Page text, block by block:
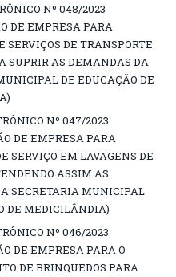
Nº 048/2023
DE EMPRESA PARA
SERVIÇOS DE TRANSPORTE
SUPRIR AS DEMANDAS DA
DE EDUCAÇÃO DE
Nº 047/2023
DE EMPRESA PARA
SERVIÇO EM LAVAGENS DE
ASSIM AS
SECRETARIA MUNICIPAL
DE MEDICILÂNDIA)
Nº 046/2023
DE EMPRESA PARA O
DE BRINQUEDOS PARA